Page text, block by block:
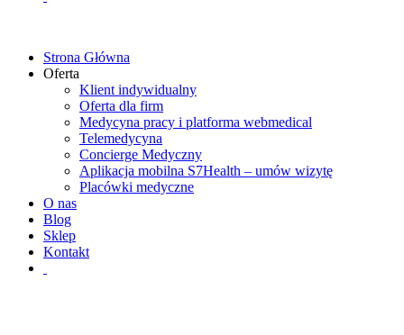
Strona Główna
Oferta
Klient indywidualny
Oferta dla firm
Medycyna pracy i platforma webmedical
Telemedycyna
Concierge Medyczny
Aplikacja mobilna S7Health – umów wizytę
Placówki medyczne
O nas
Blog
Sklep
Kontakt